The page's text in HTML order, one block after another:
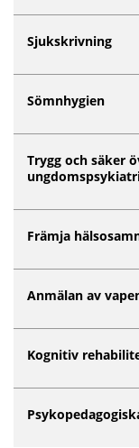
Sjukskrivning
Sömnhygien
Trygg och säker
Främja
Anmälan av
Kognitiv